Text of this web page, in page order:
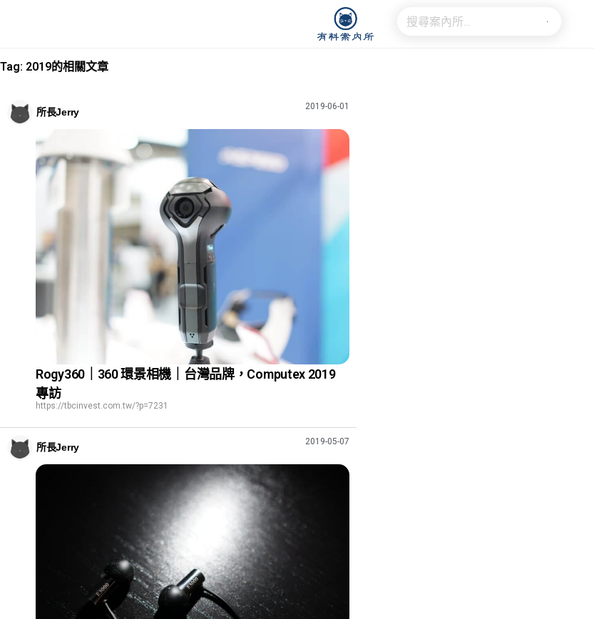
Tag: 2019的相關文章
所長Jerry
2019-06-01
Rogy360｜360 環景相機｜台灣品牌，Computex 2019
專訪
https://tbcinvest.com.tw/?p=7231
所長Jerry
2019-05-07